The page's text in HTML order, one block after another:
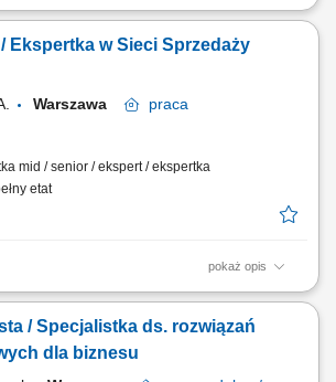
diagnozowanie potrzeb i oczekiwań Klientów,
pozytywnego wizerunku Banku poprzez
operacyjna obsługa Klientów detalicznych,
Ekspertka w Sieci Sprzedaży
Warszawa
praca
mid / senior / ekspert / ekspertka
etat
pokaż opis
Diagnozowanie potrzeb i oczekiwań Klientów;
sprzedażowych; Kształtowanie pozytywnego
wysoką jakość obsługi; Operacyjna obsługa
/ Specjalistka ds. rozwiązań
dla biznesu